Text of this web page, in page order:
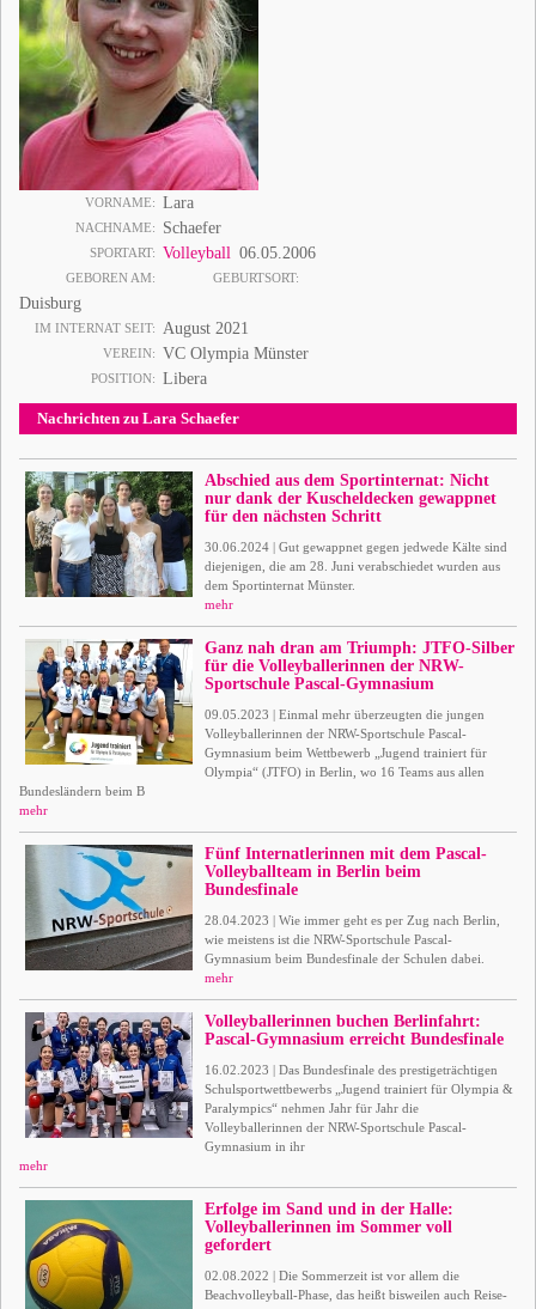
VORNAME Lara
NACHNAME Schaefer
SPORTART Volleyball
GEBOREN AM
06.05.2006
GEBURTSORT
Duisburg
IM INTERNAT SEIT August 2021
VEREIN VC Olympia Münster
POSITION Libera
Nachrichten zu Lara Schaefer
Abschied aus dem Sportinternat: Nicht
nur dank der Kuscheldecken gewappnet
für den nächsten Schritt
30.06.2024 | Gut gewappnet gegen jedwede Kälte sind
diejenigen, die am 28. Juni verabschiedet wurden aus
dem Sportinternat Münster.
mehr
Ganz nah dran am Triumph: JTFO-Silber
für die Volleyballerinnen der NRW-
Sportschule Pascal-Gymnasium
09.05.2023 | Einmal mehr überzeugten die jungen
Volleyballerinnen der NRW-Sportschule Pascal-
Gymnasium beim Wettbewerb „Jugend trainiert für
Olympia“ (JTFO) in Berlin, wo 16 Teams aus allen
Bundesländern beim B
mehr
Fünf Internatlerinnen mit dem Pascal-
Volleyballteam in Berlin beim
Bundesfinale
28.04.2023 | Wie immer geht es per Zug nach Berlin,
wie meistens ist die NRW-Sportschule Pascal-
Gymnasium beim Bundesfinale der Schulen dabei.
mehr
Volleyballerinnen buchen Berlinfahrt:
Pascal-Gymnasium erreicht Bundesfinale
16.02.2023 | Das Bundesfinale des prestigeträchtigen
Schulsportwettbewerbs „Jugend trainiert für Olympia &
Paralympics“ nehmen Jahr für Jahr die
Volleyballerinnen der NRW-Sportschule Pascal-
Gymnasium in ihr
mehr
Erfolge im Sand und in der Halle:
Volleyballerinnen im Sommer voll
gefordert
02.08.2022 | Die Sommerzeit ist vor allem die
Beachvolleyball-Phase, das heißt bisweilen auch Reise-